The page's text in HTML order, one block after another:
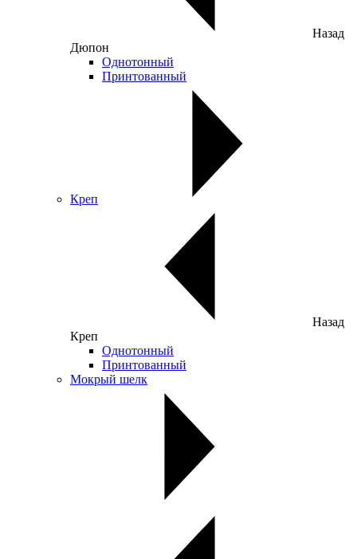
Назад
Дюпон
Однотонный
Принтованный
Креп
Назад
Креп
Однотонный
Принтованный
Мокрый шелк